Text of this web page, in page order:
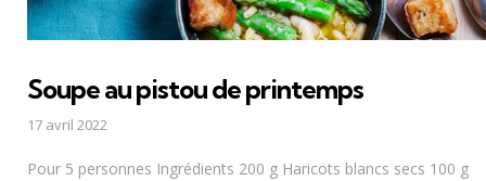
Soupe au pistou de printemps
17 avril 2022
Pour 5 personnes Ingrédients 200 g Haricots blancs secs 100 g